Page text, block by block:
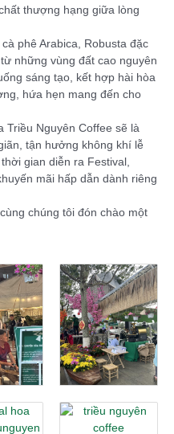
thượng hạng giữa lòng
phê Arabica, Robusta đặc
những vùng đất cao nguyên
sáng tạo, kết hợp hài hòa
hứa hẹn mang đến cho
Triều Nguyên Coffee sẽ là
tận hưởng không khí lễ
gian diễn ra Festival,
mãi hấp dẫn dành riêng
chúng tôi đón chào một